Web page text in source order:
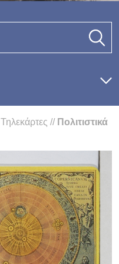
Τηλεκάρτες // Πολιτιστικά